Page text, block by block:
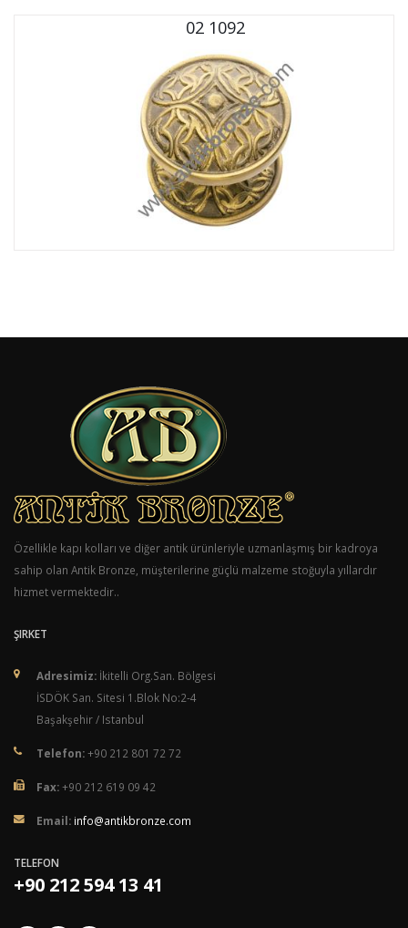
02 1092
Özellikle kapı kolları ve diğer antik ürünleriyle uzmanlaşmış bir kadroya
sahip olan Antik Bronze, müşterilerine güçlü malzeme stoğuyla yıllardır
hizmet vermektedir..
ŞIRKET
Adresimiz: İkitelli Org.San. Bölgesi
İSDÖK San. Sitesi 1.Blok No:2-4
Başakşehir / Istanbul
Telefon:+90 212 801 72 72
Fax:+90 212 619 09 42
Email: info@antikbronze.com
TELEFON
+90 212 594 13 41